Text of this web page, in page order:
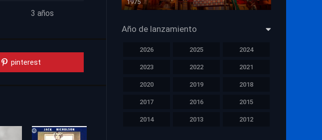
3 años
pinterest
1975
HD 1080p
Año de lanzamiento
2026 2025 2024
2023 2022 2021
2020 2019 2018
2017 2016 2015
2014 2013 2012